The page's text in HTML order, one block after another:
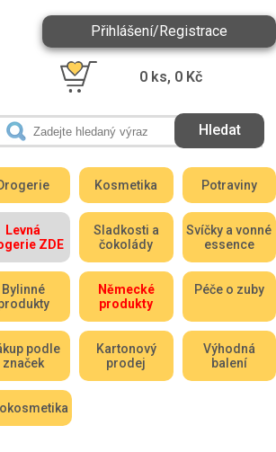
Přihlášení/Registrace
0 ks, 0 Kč
Kosmetika Potraviny
Levná
ZDE
Sladkosti a
čokolády
Svíčky a vonné
essence
Bylinné
Německé
produkty
Péče o zuby
podle
značek
Kartonový
prodej
Výhodná
balení